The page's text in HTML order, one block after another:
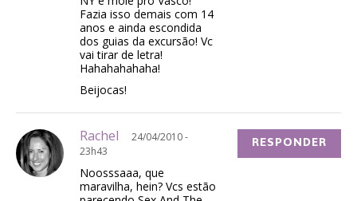
Fazia isso demais com 14
anos e ainda escondida
dos guias da excursão! Vc
vai tirar de letra!
Hahahahahaha!
Beijocas!
Rachel
24/04/2010 -
23h43
Noosssaaa, que
maravilha, hein? Vcs estão
RESPONDER